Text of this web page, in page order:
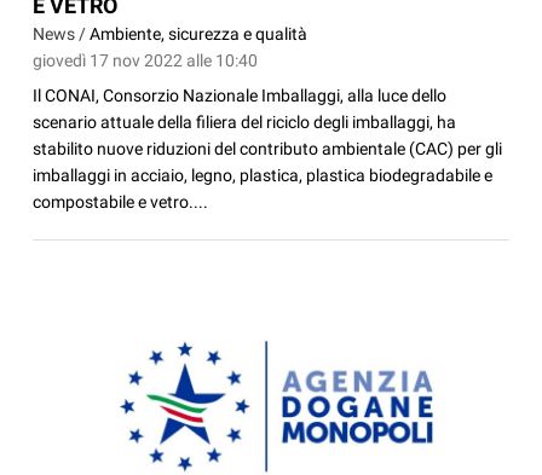
E VETRO
News /Ambiente, sicurezza e qualità
giovedì 17 nov 2022 alle 10:40
Il CONAI, Consorzio Nazionale Imballaggi, alla luce dello
scenario attuale della filiera del riciclo degli imballaggi, ha
stabilito nuove riduzioni del contributo ambientale (CAC) per gli
imballaggi in acciaio, legno, plastica, plastica biodegradabile e
compostabile e vetro....